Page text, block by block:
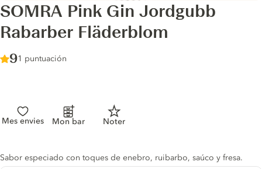
SOMRA Pink Gin Jordgubb
Rabarber Fläderblom
Score :
9/ 10
1 puntuación
Mes envies Mon bar Noter
Gin description
Sabor especiado con toques de enebro, ruibarbo, saúco y fresa.